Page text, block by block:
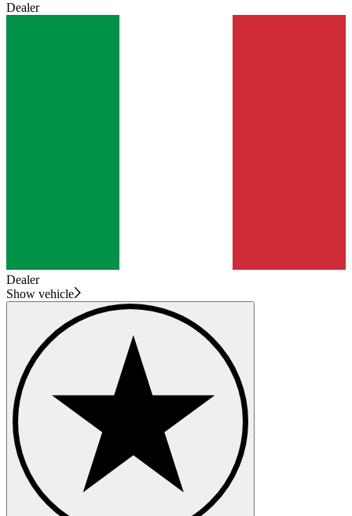
Dealer
Dealer
Show vehicle